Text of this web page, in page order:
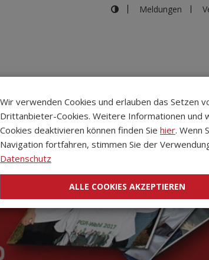
Meldungen
Wir verwenden Cookies und erlauben das Setzen
Drittanbieter-Cookies. Weitere Informationen und
Cookies deaktivieren können finden Sie hier. Wenn
Navigation fortfahren, stimmen Sie der
Datenschutz
ALLE COOKIES AKZEPTIEREN